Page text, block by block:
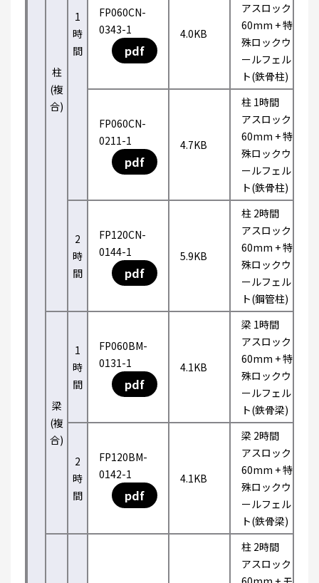
柱
(複
合)
1
時
間
FP060CN-
0343-1
pdf
4.0KB
アスロック
60mm + 特
殊ロックウ
ールフェル
ト(鉄骨柱)
FP060CN-
0211-1
pdf
4.7KB
柱 1時間
アスロック
60mm + 特
殊ロックウ
ールフェル
ト(鉄骨柱)
2
時
間
FP120CN-
0144-1
pdf
5.9KB
柱 2時間
アスロック
60mm + 特
殊ロックウ
ールフェル
ト(鋼管柱)
梁
(複
合)
1
時
間
FP060BM-
0131-1
pdf
4.1KB
梁 1時間
アスロック
60mm + 特
殊ロックウ
ールフェル
ト(鉄骨梁)
2
時
間
FP120BM-
0142-1
pdf
4.1KB
梁 2時間
アスロック
60mm + 特
殊ロックウ
ールフェル
ト(鉄骨梁)
柱 2時間
アスロック